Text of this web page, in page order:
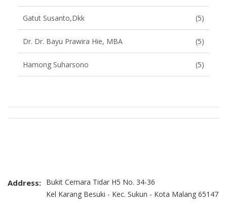
Gatut Susanto,dkk (5)
Dr. Dr. Bayu Prawira Hie, MBA (5)
Hamong Suharsono (5)
Brand Slider
Address: Bukit Cemara Tidar H5 No. 34-36
Kel Karang Besuki - Kec. Sukun - Kota Malang 65147